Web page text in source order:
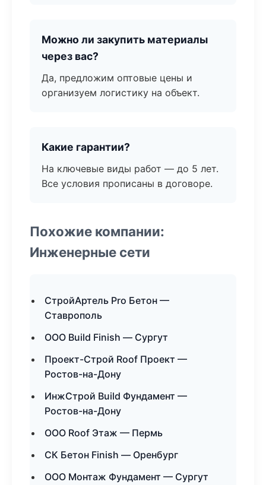
Можно ли закупить материалы
через вас?
Да, предложим оптовые цены и
организуем логистику на объект.
Какие гарантии?
На ключевые виды работ — до 5 лет.
Все условия прописаны в договоре.
Похожие компании:
Инженерные сети
СтройАртель Pro Бетон —
Ставрополь
ООО Build Finish — Сургут
Проект-Строй Roof Проект —
Ростов-на-Дону
ИнжСтрой Build Фундамент —
Ростов-на-Дону
ООО Roof Этаж — Пермь
СК Бетон Finish — Оренбург
ООО Монтаж Фундамент — Сургут